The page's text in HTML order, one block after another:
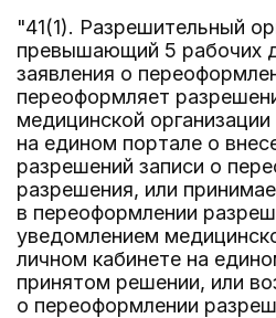
"41(1). Разрешительный
превышающий 5 рабочих
заявления о
переоформляет
медицинской
на едином портале о
разрешений записи о
разрешения, или
в переоформлении
уведомлением
личном кабинете на
принятом решении, или
о переоформлении